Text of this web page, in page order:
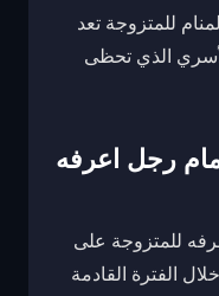
للمتزوجة تعد
الذي تحظى
رجل اعرفه
للمتزوجة على
الفترة القادمة